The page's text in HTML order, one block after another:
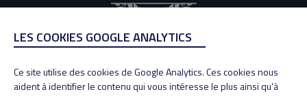
ADRESSE
69890 La Tour de Salvagny
Tél : 04 78 48 88 48
LES COOKIES GOOGLE ANALYTICS
Ce site utilise des cookies de Google Analytics. Ces cookies nous
aident à identifier le contenu qui vous intéresse le plus ainsi qu'à